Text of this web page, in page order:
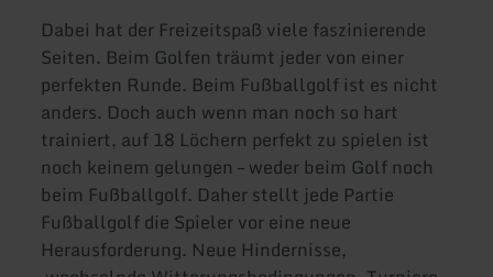
Dabei hat der Freizeitspaß viele faszinierende
Seiten. Beim Golfen träumt jeder von einer
perfekten Runde. Beim Fußballgolf ist es nicht
anders. Doch auch wenn man noch so hart
trainiert, auf 18 Löchern perfekt zu spielen ist
noch keinem gelungen – weder beim Golf noch
beim Fußballgolf. Daher stellt jede Partie
Fußballgolf die Spieler vor eine neue
Herausforderung. Neue Hindernisse,